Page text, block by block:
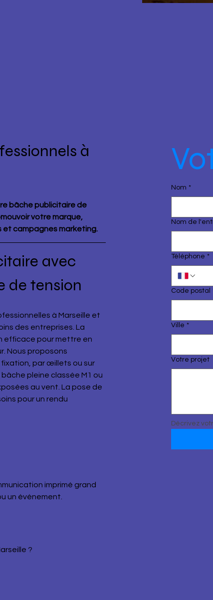
Nom *
Nom de
Téléphone *
Code postal
Ville *
Votre projet
Décrivez
à
bâche publicitaire de
votre marque,
campagnes marketing.
avec
de tension
à Marseille et
des entreprises. La
efficace pour mettre en
Nous proposons
fixation, par œillets ou sur
pleine classée M1 ou
au vent. La pose de
pour un rendu
imprimé grand
un événement.
?